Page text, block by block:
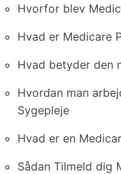
Hvorfor blev
Hvad er Medicare
Hvad betyder den
Hvordan man
Sygepleje
Hvad er en
Sådan Tilmeld dig